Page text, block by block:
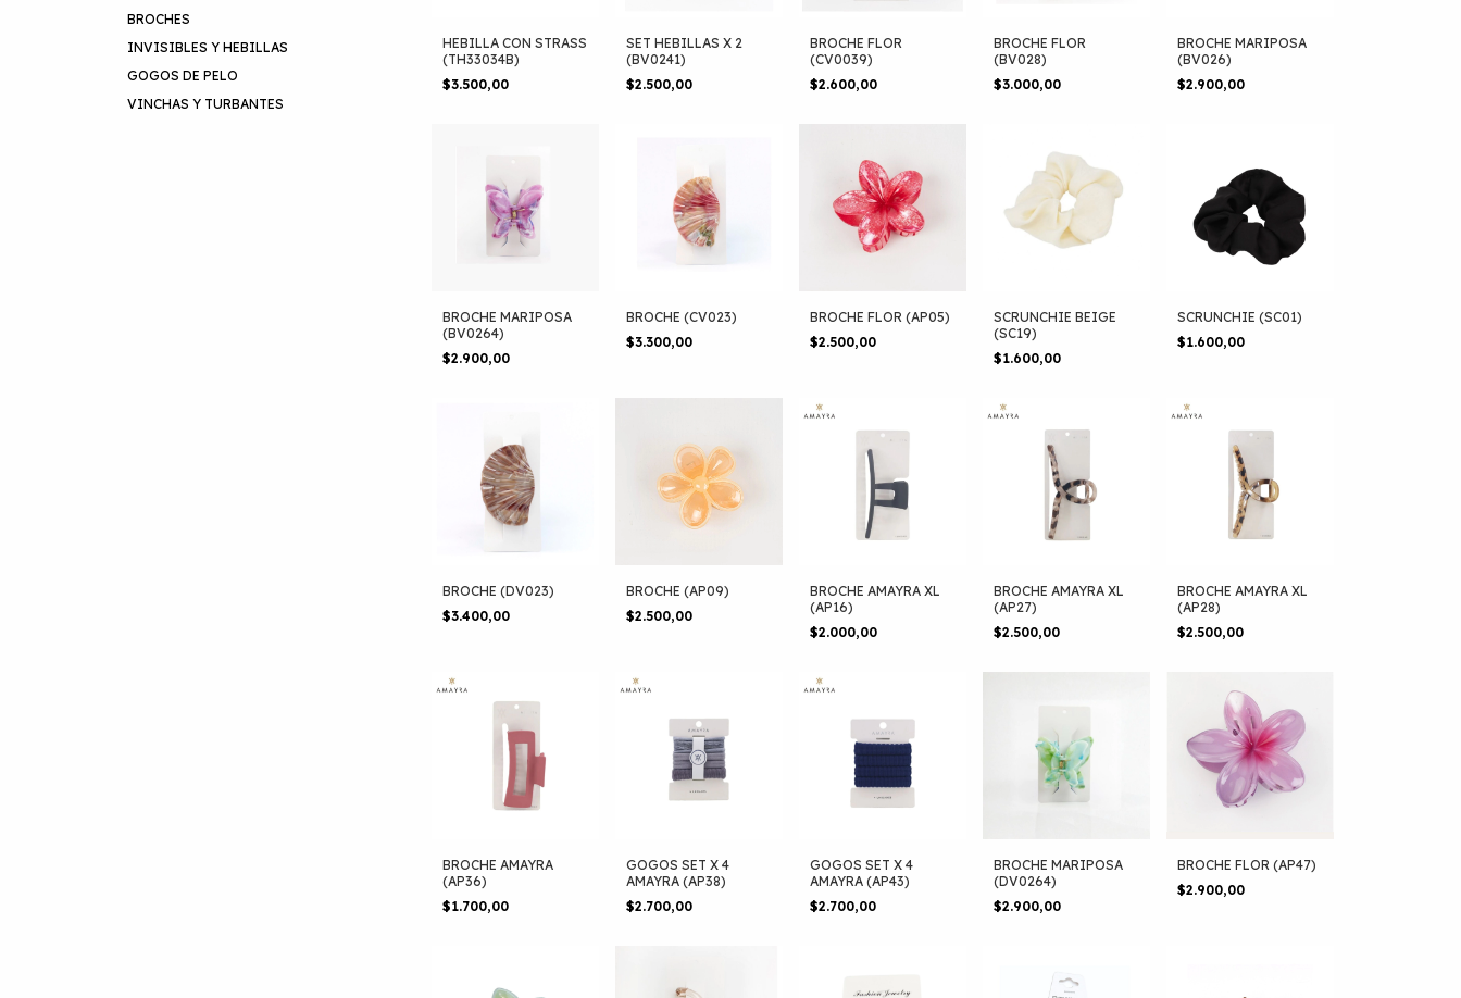
BROCHES
INVISIBLES Y HEBILLAS
GOGOS DE PELO
VINCHAS Y TURBANTES
HEBILLA CON STRASS
(TH33034B)
$3.500,00
SET HEBILLAS X 2
(BV0241)
$2.500,00
BROCHE FLOR
(CV0039)
$2.600,00
BROCHE FLOR
(BV028)
$3.000,00
BROCHE MARIPOSA
(BV026)
$2.900,00
BROCHE MARIPOSA
(BV0264)
$2.900,00
BROCHE (CV023)
$3.300,00
BROCHE FLOR (AP05)
$2.500,00
SCRUNCHIE BEIGE
(SC19)
$1.600,00
SCRUNCHIE (SC01)
$1.600,00
BROCHE (DV023)
$3.400,00
BROCHE (AP09)
$2.500,00
BROCHE AMAYRA XL
(AP16)
$2.000,00
BROCHE AMAYRA XL
(AP27)
$2.500,00
BROCHE AMAYRA XL
(AP28)
$2.500,00
BROCHE AMAYRA
(AP36)
$1.700,00
GOGOS SET X 4
AMAYRA (AP38)
$2.700,00
GOGOS SET X 4
AMAYRA (AP43)
$2.700,00
BROCHE MARIPOSA
(DV0264)
$2.900,00
BROCHE FLOR (AP47)
$2.900,00